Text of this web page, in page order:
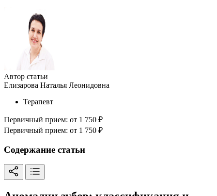
Автор статьи
Елизарова Наталья Леонидовна
Терапевт
Первичный прием: от 1 750 ₽
Первичный прием: от 1 750 ₽
Содержание статьи